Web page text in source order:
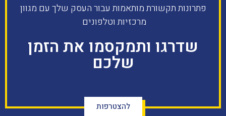
פתרונות תקשורת מותאמות עבור העסק שלך עם מגוון
מרכזיות וטלפונים ​
שדרגו ותמקסמו את הזמן
שלכם
להצטרפות